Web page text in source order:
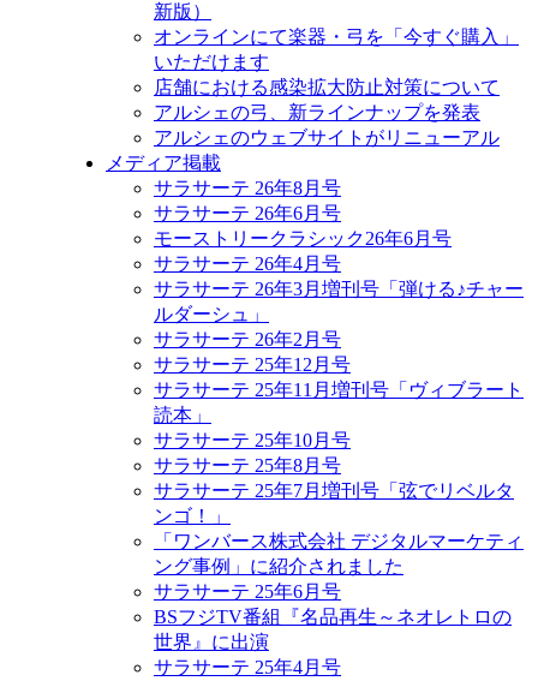
新版）
オンラインにて楽器・弓を「今すぐ購入」
いただけます
店舗における感染拡大防止対策について
アルシェの弓、新ラインナップを発表
アルシェのウェブサイトがリニューアル
メディア掲載
サラサーテ 26年8月号
サラサーテ 26年6月号
モーストリークラシック26年6月号
サラサーテ 26年4月号
サラサーテ 26年3月増刊号「弾ける♪チャー
ルダーシュ」
サラサーテ 26年2月号
サラサーテ 25年12月号
サラサーテ 25年11月増刊号「ヴィブラート
読本」
サラサーテ 25年10月号
サラサーテ 25年8月号
サラサーテ 25年7月増刊号「弦でリベルタ
ンゴ！」
「ワンバース株式会社 デジタルマーケティ
ング事例」に紹介されました
サラサーテ 25年6月号
BSフジTV番組『名品再生～ネオレトロの
世界』に出演
サラサーテ 25年4月号